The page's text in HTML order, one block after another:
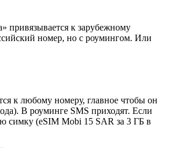
привязывается к зарубежному
номер, но с роумингом. Или
к любому номеру, главное чтобы он
В роуминге SMS приходят. Если
симку (eSIM Mobi 15 SAR за 3 ГБ в